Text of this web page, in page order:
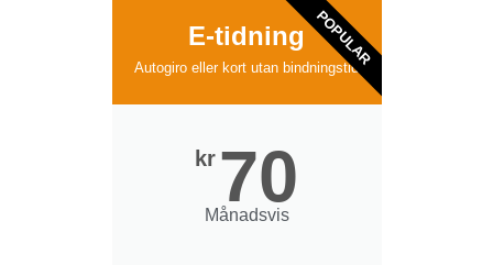
E-tidning
Autogiro eller kort utan bindningstid
kr 70
Månadsvis
POPULAR